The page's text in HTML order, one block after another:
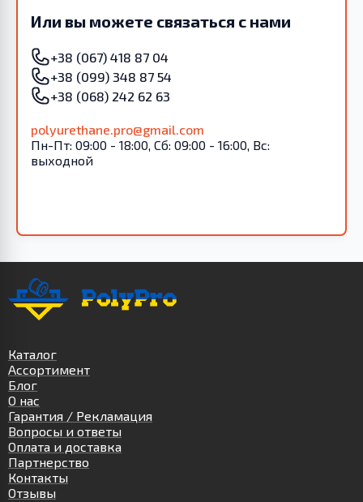
Или вы можете связаться с нами
+38 (067) 418 87 04
+38 (099) 348 87 54
+38 (068) 242 62 63
polyurethane.pro@gmail.com
Пн-Пт: 09:00 - 18:00, Сб: 09:00 - 16:00, Вс:
выходной
Каталог
Ассортимент
Блог
О нас
Гарантия / Рекламация
Вопросы и ответы
Оплата и доставка
Партнерство
Контакты
Отзывы